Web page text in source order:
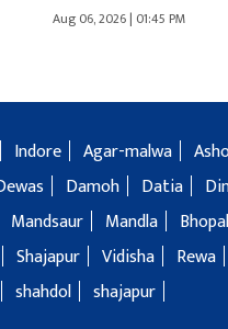
Aug 06, 2026 | 01:45 PM
Indore Agar-malwa
Damoh Datia
Mandsaur Mandla Bhopal
Shajapur Vidisha Rewa
shahdol shajapur